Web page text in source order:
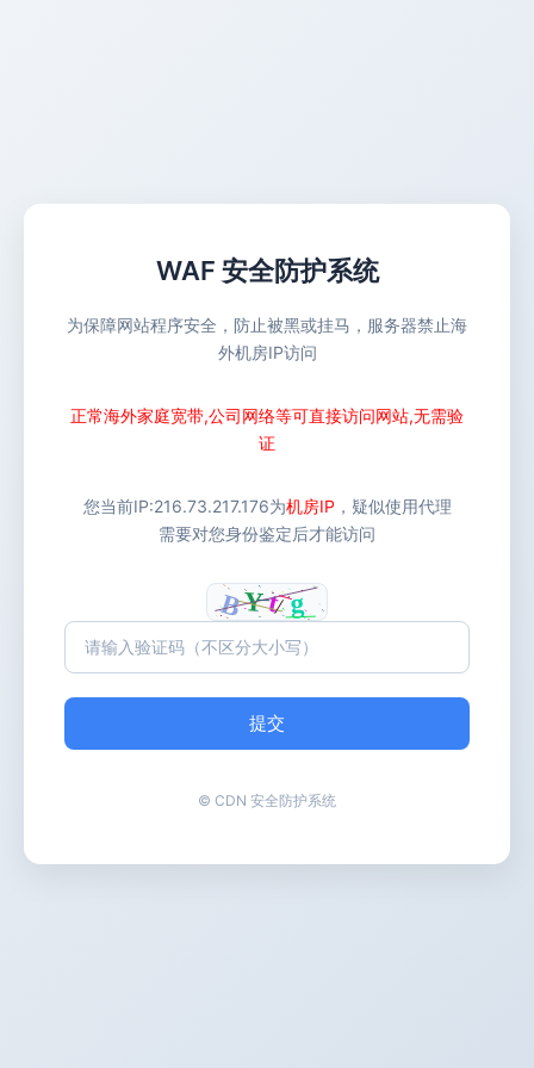
WAF 安全防护系统
为保障网站程序安全，防止被黑或挂马，服务器禁止海
外机房IP访问
正常海外家庭宽带,公司网络等可直接访问网站,无需验
证
您当前IP:216.73.217.176为机房IP ，疑似使用代理
需要对您身份鉴定后才能访问
提交
© CDN 安全防护系统